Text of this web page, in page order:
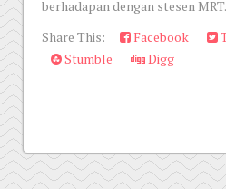
berhadapan dengan stesen
Share This:
Facebook
Stumble
Digg